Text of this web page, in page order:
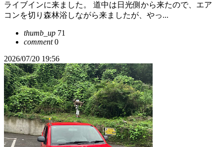
ライブインに来ました。 道中は日光側から来たので、エア
コンを切り森林浴しながら来ましたが、やっ...
thumb_up 71
comment0
2026/07/20 19:56